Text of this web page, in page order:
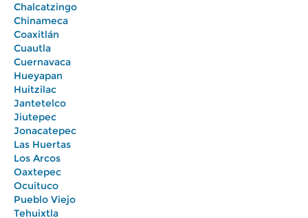
Chalcatzingo
Chinameca
Coaxitlán
Cuautla
Cuernavaca
Hueyapan
Huitzilac
Jantetelco
Jiutepec
Jonacatepec
Las Huertas
Los Arcos
Oaxtepec
Ocuituco
Pueblo Viejo
Tehuixtla